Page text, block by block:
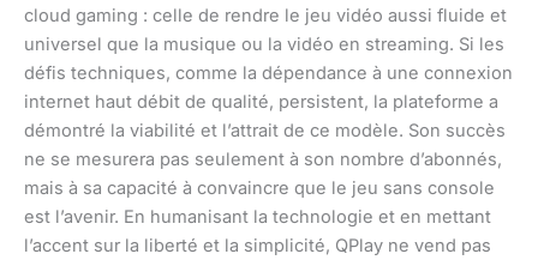
cloud gaming : celle de rendre le jeu vidéo aussi fluide et
universel que la musique ou la vidéo en streaming. Si les
défis techniques, comme la dépendance à une connexion
internet haut débit de qualité, persistent, la plateforme a
démontré la viabilité et l’attrait de ce modèle. Son succès
ne se mesurera pas seulement à son nombre d’abonnés,
mais à sa capacité à convaincre que le jeu sans console
est l’avenir. En humanisant la technologie et en mettant
l’accent sur la liberté et la simplicité, QPlay ne vend pas